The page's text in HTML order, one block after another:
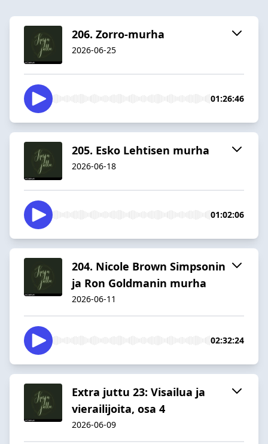
206. Zorro-murha
2026-06-25
01:26:46
205. Esko Lehtisen murha
2026-06-18
01:02:06
204. Nicole Brown Simpsonin
ja Ron Goldmanin murha
2026-06-11
02:32:24
Extra juttu 23: Visailua ja
vierailijoita, osa 4
2026-06-09